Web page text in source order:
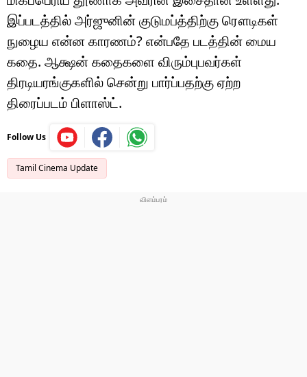
இப்படத்தில் அர்ஜுனின் குடுமப்த்திற்கு ரௌடிகள்
நுழைய என்ன காரணம்? என்பதே படத்தின் மைய
கதை. ஆக்ஷன் கதைகளை விரும்புபவர்கள்
திரடியரங்குகளில் சென்று பார்ப்பதற்கு ஏற்ற
திரைப்படம் பிளாஸ்ட்.
Follow Us
Tamil Cinema Update